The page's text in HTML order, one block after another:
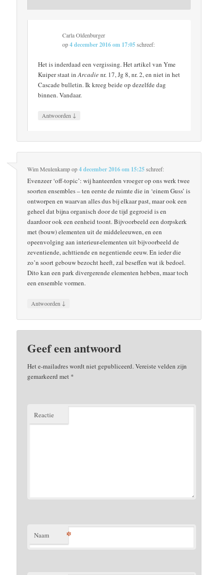
Carla Oldenburger
op4 december 2016 om 17:05 schreef:
Het is inderdaad een vergissing. Het artikel van Yme
Kuiper staat inArcadienr. 17, Jg 8, nr. 2, en niet in het
Cascade bulletin. Ik kreeg beide op dezelfde dag
binnen. Vandaar.
Antwoorden ↓
Wim Meulenkampop4 december 2016 om 15:25schreef:
Evenzeer ‘off-topic’: wij hanteerden vroeger op ons werk twee
soorten ensembles – ten eerste de ruimte die in ‘einem Guss’ is
ontworpen en waarvan alles dus bij elkaar past, maar ook een
geheel dat bijna organisch door de tijd gegroeid is en
daardoor ook een eenheid toont. Bijvoorbeeld een dorpskerk
met (bouw) elementen uit de middeleeuwen, en een
opeenvolging aan interieur-elementen uit bijvoorbeeld de
zeventiende, achttiende en negentiende eeuw. En ieder die
zo’n soort gebouw bezocht heeft, zal beseffen wat ik bedoel.
Dito kan een park divergerende elementen hebben, maar toch
een ensemble vormen.
Antwoorden ↓
Geef een antwoord
Het e-mailadres wordt niet gepubliceerd.Vereiste velden zijn
gemarkeerd met *
Reactie
Naam *